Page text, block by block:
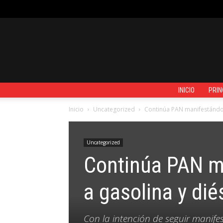
INICIO
Inicio Uncategorized Continúa PAN
Uncategorized
Continúa PAN
a gasolina y
Con la intención de seguir